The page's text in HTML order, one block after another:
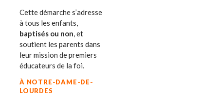
Cette démarche s’adresse
à tous les enfants,
baptisés ou non, et
soutient les parents dans
leur mission de premiers
éducateurs de la foi.
À NOTRE-DAME-DE-
LOURDES